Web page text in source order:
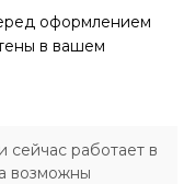
оформлением
в вашем
сейчас работает в
возможны